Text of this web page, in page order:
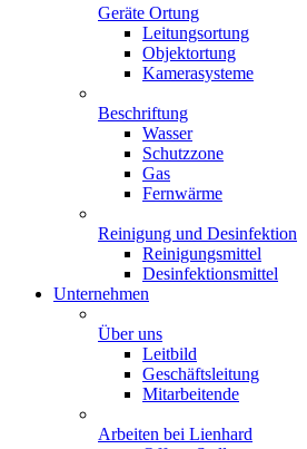
Geräte Ortung
Leitungsortung
Objektortung
Kamerasysteme
Beschriftung
Wasser
Schutzzone
Gas
Fernwärme
Reinigung und Desinfektion
Reinigungsmittel
Desinfektionsmittel
Unternehmen
Über uns
Leitbild
Geschäftsleitung
Mitarbeitende
Arbeiten bei Lienhard